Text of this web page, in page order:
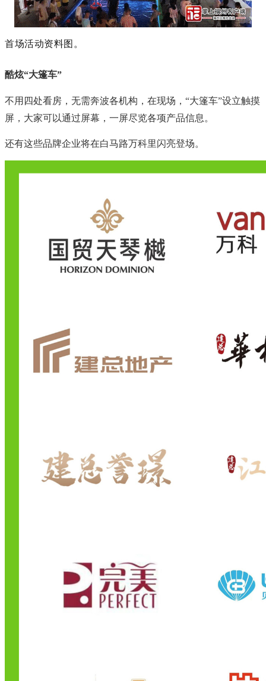
首场活动资料图。
酷炫“大篷车”
不用四处看房，无需奔波各机构，在现场，“大篷车”设立触摸
屏，大家可以通过屏幕，一屏尽览各项产品信息。
还有这些品牌企业将在白马路万科里闪亮登场。